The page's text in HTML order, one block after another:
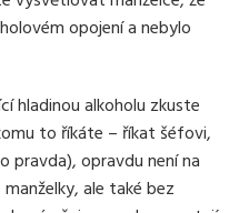
opojení a nebylo
hladinou alkoholu zkuste
to říkáte – říkat šéfovi,
pravda), opravdu není na
ale také bez